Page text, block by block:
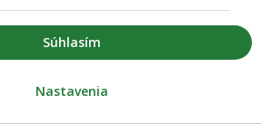
Súhlasím
Nastavenia